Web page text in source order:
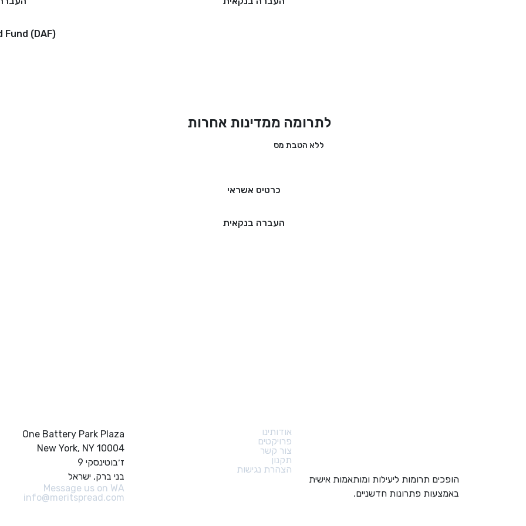
Fund (DAF)
לתרומה ממדינות אחרות
ללא הטבת מס
כרטיס אשראי
העברה בנקאית
הופכים תרומות ליעילות ומותאמות אישית
באמצעות פתרונות חדשניים.
אודותינו
פרויקטים
צור קשר
תקנון
הצהרת נגישות
One Battery Park Plaza
New York, NY 10004
ז׳בוטינסקי 9
בני ברק, ישראל
Message us on WA
info@meritspread.com